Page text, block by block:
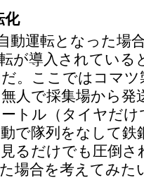
化
動運転となった場
が導入されている
。ここではコマ
人で採集場から発
トル（タイヤだ
で隊列をなして鉄
るだけでも圧倒さ
場合を考えてみた